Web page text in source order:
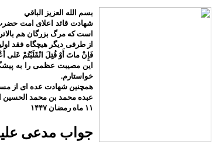
بسم الله العزیز الباقي
شهادت قائد اعلای امت
است که مرگ بزرگان هم
از طرفی دیگر هیچگاه فقد
فَإِنْ ماتَ أَوْ قُتِلَ انْقَلَبْتُمْ عَلى‌
این مصیبت عظمی را به
خواستارم.
همچنین شهادت عده ای از
عبده محمد بن محمد الحسین
۱۱ ماه رمضان ۱۴۴۷
جواب مدعی علیه (ج۶۸-۱۶-